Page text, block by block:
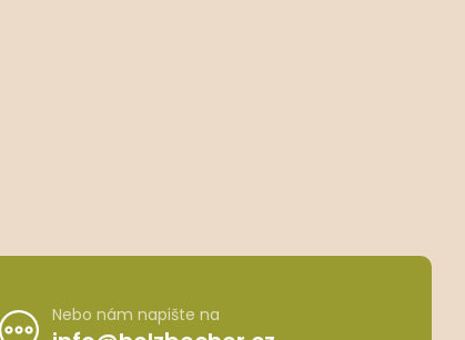
Nebo nám napište na